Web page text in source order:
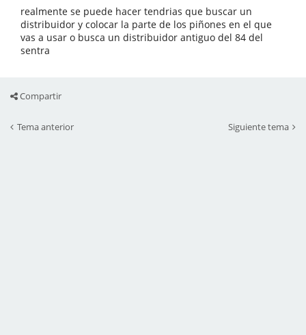
realmente se puede hacer tendrias que buscar un
distribuidor y colocar la parte de los piñones en el que
vas a usar o busca un distribuidor antiguo del 84 del
sentra
Compartir
Tema anterior Siguiente tema